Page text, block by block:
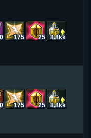
175 25 8.8kk
175 25 8.8kk